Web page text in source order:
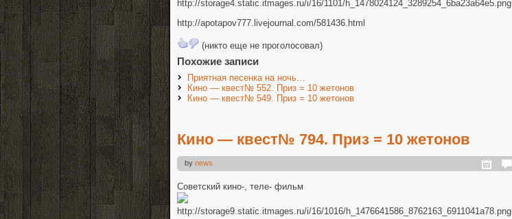
http://storage4.static.itmages.ru/i/16/1101/h_1478024124_3289254_6ba23a64e5.png
http://apotapov777.livejournal.com/581436.html
(никто еще не проголосовал)
Похожие записи
Приятная песенка на ночь…
Кино — квест№ 552. Приз = 10 жетонов
Кино — квест№ 549. Приз = 10 жетонов
Кино — квест№ 794. Приз = 10 жетонов
by news
Советский кино-, теле- фильм
http://storage9.static.itmages.ru/i/16/1016/h_1476641586_8762163_6911041a78.png